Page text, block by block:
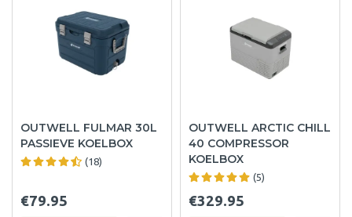
OUTWELL FULMAR 30L
PASSIEVE KOELBOX
(18)
€79.95
OUTWELL ARCTIC CHILL
40 COMPRESSOR
KOELBOX
(5)
€329.95